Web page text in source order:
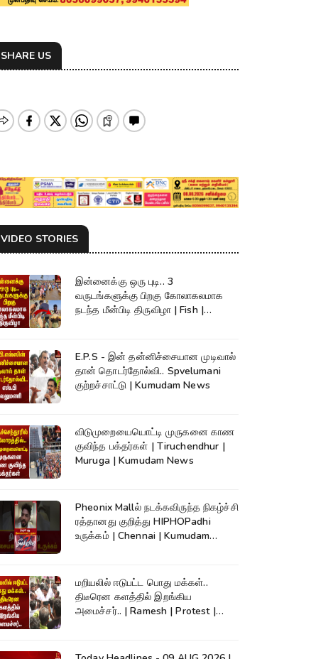
SHARE US
VIDEO STORIES
இன்னைக்கு ஒரு புடி.. 3
வருடங்களுக்கு பிறகு கோலாகலமாக
நடந்த மீன்பிடி திருவிழா | Fish |
E.P.S - இன் தன்னிச்சையான முடிவால்
தான் தொடர்தோல்வி.. Spvelumani
குற்றச்சாட்டு | Kumudam News
விடுமுறையையொட்டி முருகனை காண
குவிந்த பக்தர்கள் | Tiruchendhur |
Muruga | Kumudam News
Pheonix Mallல் நடக்கவிருந்த நிகழ்ச்சி
ரத்தானது குறித்து HIPHOPadhi
உருக்கம் | Chennai | Kumudam
மறியலில் ஈடுபட்ட பொது மக்கள்..
திடீரென களத்தில் இறங்கிய
அமைச்சர்.. | Ramesh | Protest |